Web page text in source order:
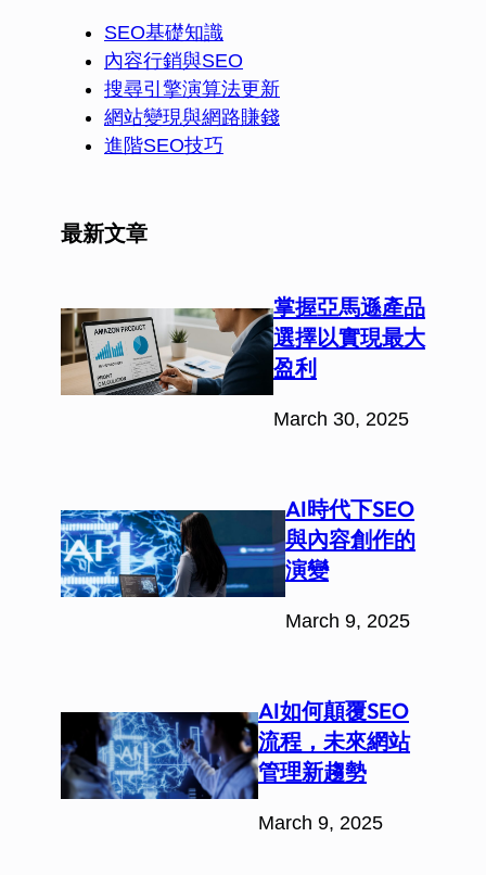
SEO基礎知識
內容行銷與SEO
搜尋引擎演算法更新
網站變現與網路賺錢
進階SEO技巧
最新文章
掌握亞馬遜產品
選擇以實現最大
盈利
March 30, 2025
AI時代下SEO
與內容創作的
演變
March 9, 2025
AI如何顛覆SEO
流程，未來網站
管理新趨勢
March 9, 2025